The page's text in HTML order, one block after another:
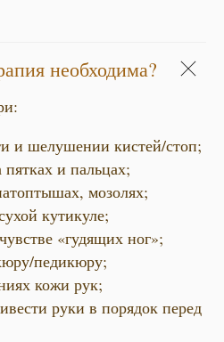
необходима?
и шелушении кистей/стоп;
и пальцах;
мозолях;
кутикуле;
«гудящих ног»;
педикюру;
кожи рук;
руки в порядок перед